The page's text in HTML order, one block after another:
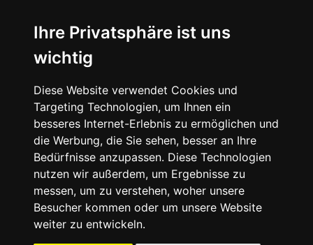
Ihre Privatsphäre ist uns
wichtig
Diese Website verwendet Cookies und
Targeting Technologien, um Ihnen ein
besseres Internet-Erlebnis zu ermöglichen und
die Werbung, die Sie sehen, besser an Ihre
Bedürfnisse anzupassen. Diese Technologien
nutzen wir außerdem, um Ergebnisse zu
messen, um zu verstehen, woher unsere
Besucher kommen oder um unsere Website
weiter zu entwickeln.
About
Instagram
Facebook
© 2024 SNEAKERᴰᴱ, All rights reserved.
Impressum Datenschutz